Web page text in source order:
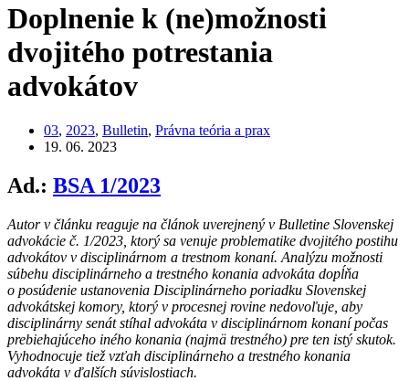
Doplnenie k (ne)možnosti
dvojitého potrestania
advokátov
03, 2023, Bulletin, Právna teória a prax
19. 06. 2023
Ad.: BSA 1/2023
Autor v článku reaguje na článok uverejnený v Bulletine Slovenskej
advokácie č. 1/2023, ktorý sa venuje problematike dvojitého postihu
advokátov v disciplinárnom a trestnom konaní. Analýzu možnosti
súbehu disciplinárneho a trestného konania advokáta dopĺňa
o posúdenie ustanovenia Disciplinárneho poriadku Slovenskej
advokátskej komory, ktorý v procesnej rovine nedovoľuje, aby
disciplinárny senát stíhal advokáta v disciplinárnom konaní počas
prebiehajúceho iného konania (najmä trestného) pre ten istý skutok.
Vyhodnocuje tiež vzťah disciplinárneho a trestného konania
advokáta v ďalších súvislostiach.